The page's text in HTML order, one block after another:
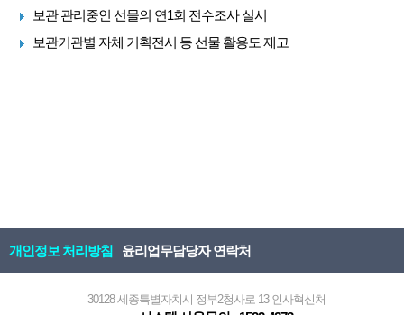
보관 관리중인 선물의 연1회 전수조사 실시
보관기관별 자체 기획전시 등 선물 활용도 제고
개인정보 처리방침 윤리업무담당자 연락처
30128 세종특별자치시 정부2청사로 13 인사혁신처